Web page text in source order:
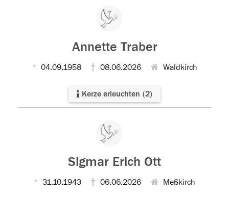
Annette Traber
04.09.1958 08.06.2026 Waldkirch
Kerze erleuchten (2)
Sigmar Erich Ott
31.10.1943 06.06.2026 Meßkirch